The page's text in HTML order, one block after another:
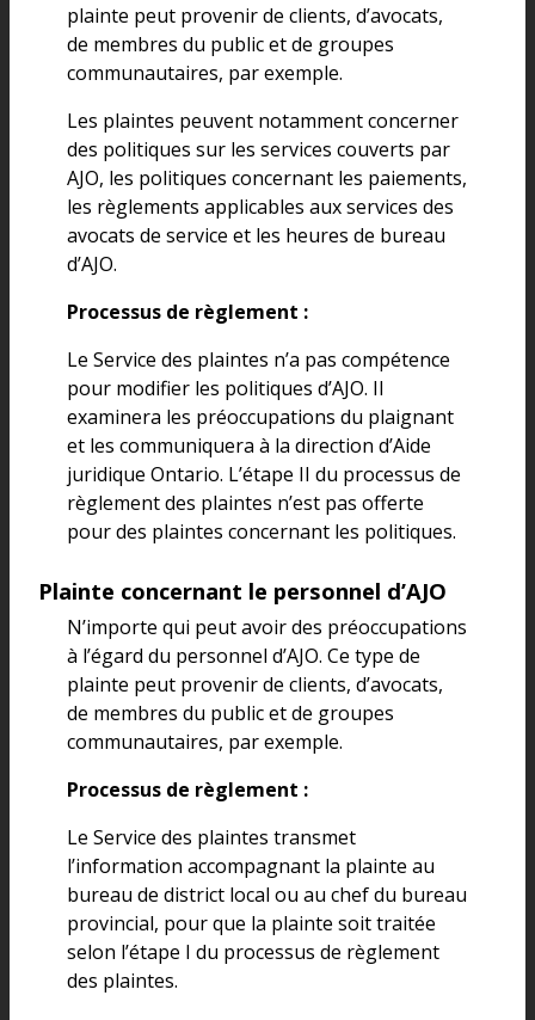
plainte peut provenir de clients, d’avocats,
de membres du public et de groupes
communautaires, par exemple.
Les plaintes peuvent notamment concerner
des politiques sur les services couverts par
AJO, les politiques concernant les paiements,
les règlements applicables aux services des
avocats de service et les heures de bureau
d’AJO.
Processus de règlement :
Le Service des plaintes n’a pas compétence
pour modifier les politiques d’AJO. Il
examinera les préoccupations du plaignant
et les communiquera à la direction d’Aide
juridique Ontario. L’étape II du processus de
règlement des plaintes n’est pas offerte
pour des plaintes concernant les politiques.
Plainte concernant le personnel d’AJO
N’importe qui peut avoir des préoccupations
à l’égard du personnel d’AJO. Ce type de
plainte peut provenir de clients, d’avocats,
de membres du public et de groupes
communautaires, par exemple.
Processus de règlement :
Le Service des plaintes transmet
l’information accompagnant la plainte au
bureau de district local ou au chef du bureau
provincial, pour que la plainte soit traitée
selon l’étape I du processus de règlement
des plaintes.